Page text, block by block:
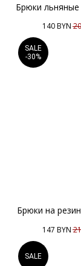
Брюки
140BYN
SALE
-30%
Брюки на
147 BYN
SALE